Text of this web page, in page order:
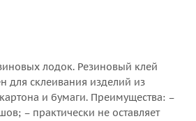
лодок. Резиновый клей
для склеивания изделий из
и бумаги. Преимущества: –
– практически не оставляет